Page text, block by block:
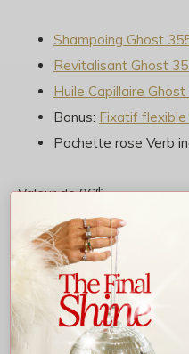
Shampoing Ghost
Revitalisant Ghost
Huile Capillaire Ghost
Bonus: Fixatif
Pochette rose Verb
Valeur de 96$
Évaluations
0 / 5